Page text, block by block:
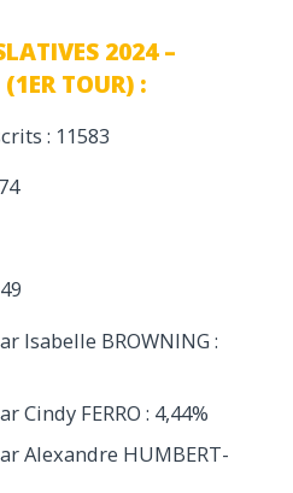
2024 –
TOUR) :
: 11583
Isabelle BROWNING :
Cindy FERRO : 4,44%
Alexandre HUMBERT-